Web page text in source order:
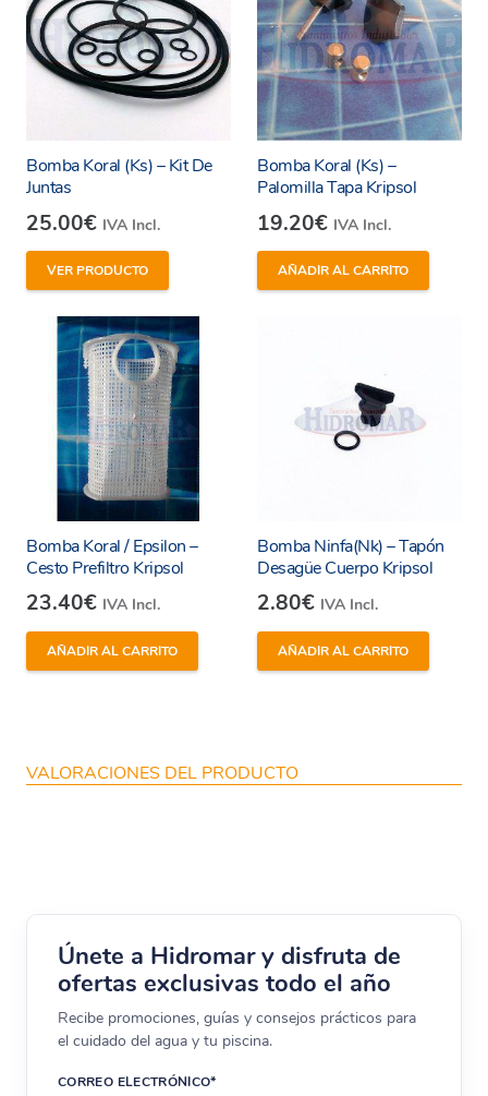
Bomba Koral (Ks) – Kit De
Juntas
25.00€ IVA Incl.
VER PRODUCTO
Bomba Koral (Ks) –
Palomilla Tapa Kripsol
19.20€ IVA Incl.
AÑADIR AL CARRITO
Bomba Koral / Epsilon –
Cesto Prefiltro Kripsol
23.40€ IVA Incl.
AÑADIR AL CARRITO
Bomba Ninfa(Nk) – Tapón
Desagüe Cuerpo Kripsol
2.80€ IVA Incl.
AÑADIR AL CARRITO
VALORACIONES DEL PRODUCTO
Únete a Hidromar y disfruta de
ofertas exclusivas todo el año
Recibe promociones, guías y consejos prácticos para
el cuidado del agua y tu piscina.
CORREO ELECTRÓNICO*